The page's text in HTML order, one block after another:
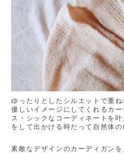
ゆったりとしたシルエットで重
優しいイメージにしてくれるカ
ス・シックなコーディネートを
をして出かける時だって自然体の
素敵なデザインのカーディガン